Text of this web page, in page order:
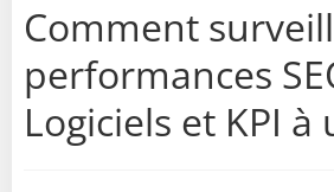
Comment
performances
Logiciels et KPI à